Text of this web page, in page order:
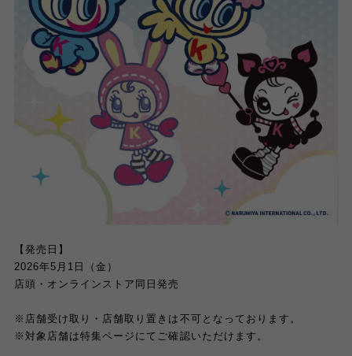
【発売日】
2026年5 月 1 日（金）
店頭・オンラインストア同日発売
※ 店舗受け取り・店舗取り置きは不可となっております。
※ 対象店舗は特集ページにてご確認いただけます。